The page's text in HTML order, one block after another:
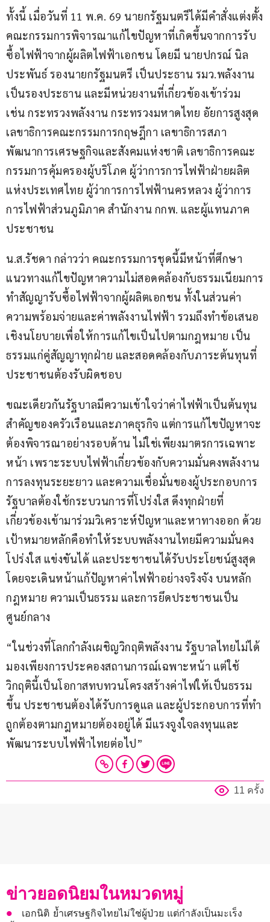
ทั้งนี้ เมื่อวันที่ 11 พ.ค. 69 นายกรัฐมนตรีได้มีคำสั่งแต่งตั้ง
คณะกรรมการพิจารณาแก้ไขปัญหาที่เกิดขึ้นจากการรับ
ซื้อไฟฟ้าจากผู้ผลิตไฟฟ้าเอกชน โดยมี นายปกรณ์ นิล
ประพันธ์ รองนายกรัฐมนตรี เป็นประธาน รมว.พลังงาน
เป็นรองประธาน และมีหน่วยงานที่เกี่ยวข้องเข้าร่วม
เช่น กระทรวงพลังงาน กระทรวงมหาดไทย อัยการสูงสุด
เลขาธิการคณะกรรมการกฤษฎีกา เลขาธิการสภา
พัฒนาการเศรษฐกิจและสังคมแห่งชาติ เลขาธิการคณะ
กรรมการคุ้มครองผู้บริโภค ผู้ว่าการการไฟฟ้าฝ่ายผลิต
แห่งประเทศไทย ผู้ว่าการการไฟฟ้านครหลวง ผู้ว่าการ
การไฟฟ้าส่วนภูมิภาค สำนักงาน กกพ. และผู้แทนภาค
ประชาชน
น.ส.รัชดา กล่าวว่า คณะกรรมการชุดนี้มีหน้าที่ศึกษา
แนวทางแก้ไขปัญหาความไม่สอดคล้องกับธรรมเนียมการ
ทำสัญญารับซื้อไฟฟ้าจากผู้ผลิตเอกชน ทั้งในส่วนค่า
ความพร้อมจ่ายและค่าพลังงานไฟฟ้า รวมถึงทำข้อเสนอ
เชิงนโยบายเพื่อให้การแก้ไขเป็นไปตามกฎหมาย เป็น
ธรรมแก่คู่สัญญาทุกฝ่าย และสอดคล้องกับภาระต้นทุนที่
ประชาชนต้องรับผิดชอบ
ขณะเดียวกันรัฐบาลมีความเข้าใจว่าค่าไฟฟ้าเป็นต้นทุน
สำคัญของครัวเรือนและภาคธุรกิจ แต่การแก้ไขปัญหาจะ
ต้องพิจารณาอย่างรอบด้าน ไม่ใช่เพียงมาตรการเฉพาะ
หน้า เพราะระบบไฟฟ้าเกี่ยวข้องกับความมั่นคงพลังงาน
การลงทุนระยะยาว และความเชื่อมั่นของผู้ประกอบการ
รัฐบาลต้องใช้กระบวนการที่โปร่งใส ดึงทุกฝ่ายที่
เกี่ยวข้องเข้ามาร่วมวิเคราะห์ปัญหาและหาทางออก ด้วย
เป้าหมายหลักคือทำให้ระบบพลังงานไทยมีความมั่นคง
โปร่งใส แข่งขันได้ และประชาชนได้รับประโยชน์สูงสุด
โดยจะเดินหน้าแก้ปัญหาค่าไฟฟ้าอย่างจริงจัง บนหลัก
กฎหมาย ความเป็นธรรม และการยึดประชาชนเป็น
ศูนย์กลาง
“ในช่วงที่โลกกำลังเผชิญวิกฤติพลังงาน รัฐบาลไทยไม่ได้
มองเพียงการประคองสถานการณ์เฉพาะหน้า แต่ใช้
วิกฤตินี้เป็นโอกาสทบทวนโครงสร้างค่าไฟให้เป็นธรรม
ขึ้น ประชาชนต้องได้รับการดูแล และผู้ประกอบการที่ทำ
ถูกต้องตามกฎหมายต้องอยู่ได้ มีแรงจูงใจลงทุนและ
พัฒนาระบบไฟฟ้าไทยต่อไป”
11 ครั้ง
ข่าวยอดนิยมในหมวดหมู่
เอกนิติ ย้ำเศรษฐกิจไทยไม่ใช่ผู้ป่วย แต่กำลังเป็นมะเร็ง